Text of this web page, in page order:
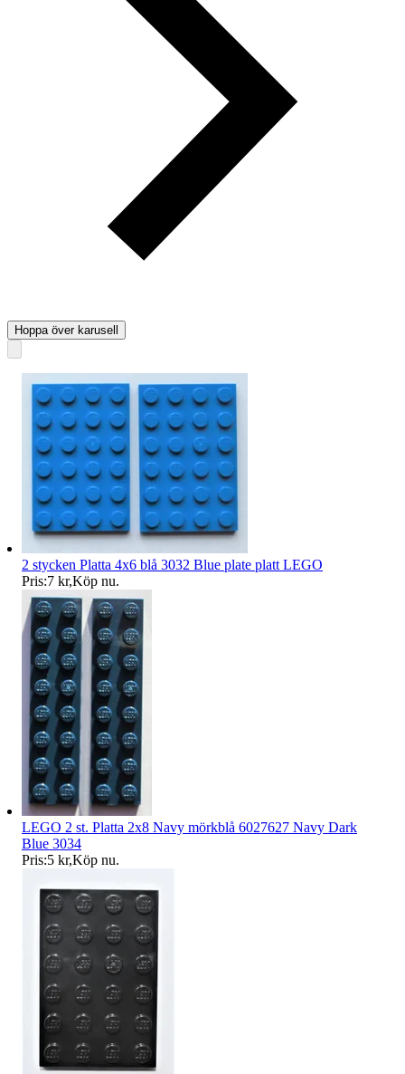
Hoppa över karusell
2 stycken Platta 4x6 blå 3032 Blue plate platt LEGO
Pris:7 kr,Köp nu.
LEGO 2 st. Platta 2x8 Navy mörkblå 6027627 Navy Dark
Blue 3034
Pris:5 kr,Köp nu.